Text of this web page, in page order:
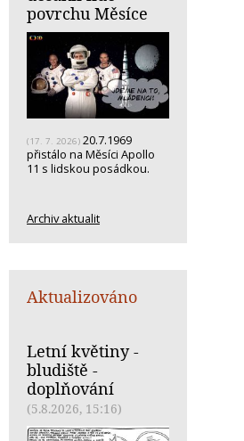
povrchu Měsíce
(17. 7. 2026) 20.7.1969
přistálo na Měsíci Apollo
11 s lidskou posádkou.
Archiv aktualit
Aktualizováno
Letní květiny -
bludiště -
doplňování
(5.8.2026, 15:16)